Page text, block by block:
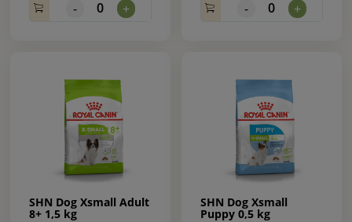
- 0 + - 0 +
SHN Dog Xsmall Adult
8+ 1,5 kg
SHN Dog Xsmall
Puppy 0,5 kg